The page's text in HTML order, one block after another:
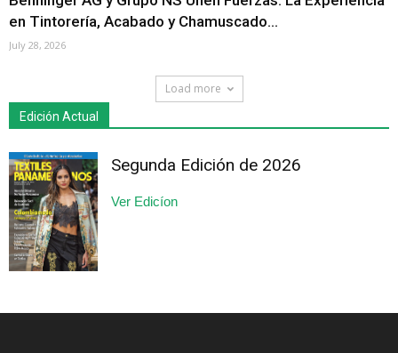
en Tintorería, Acabado y Chamuscado...
July 28, 2026
Load more
Edición Actual
Segunda Edición de 2026
Ver Edicíon